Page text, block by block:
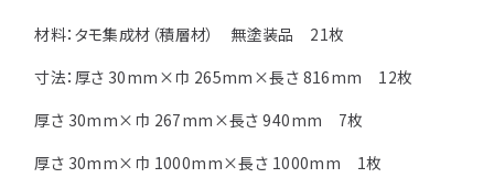
材料：タモ集成材（積層材） 無塗装品 21枚
寸法：厚さ 30mm×巾 265mm×長さ 816mm 12枚
厚さ 30mm×巾 267mm×長さ 940mm 7枚
厚さ 30mm×巾 1000mm×長さ 1000mm 1枚